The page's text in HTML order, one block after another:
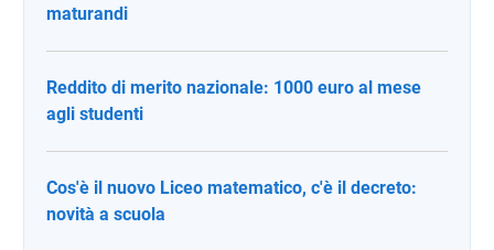
maturandi
Reddito di merito nazionale: 1000 euro al mese
agli studenti
Cos'è il nuovo Liceo matematico, c'è il decreto:
novità a scuola